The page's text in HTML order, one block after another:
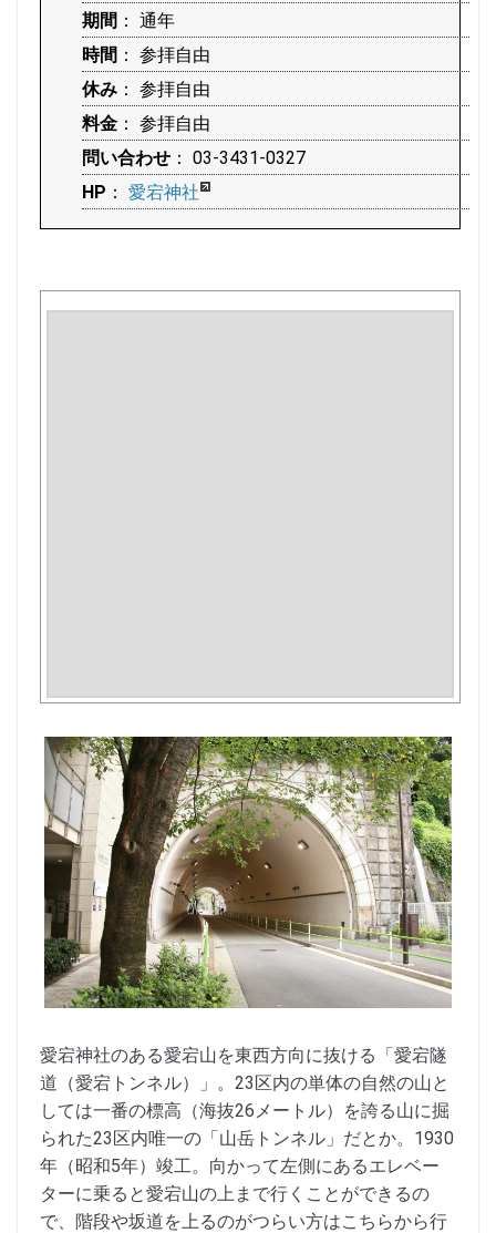
期間 ： 通年
時間 ： 参拝自由
休み ： 参拝自由
料金 ： 参拝自由
問い合わせ ： 03-3431-0327
HP ： 愛宕神社
愛宕神社のある愛宕山を東西方向に抜ける「愛宕隧
道（愛宕トンネル）」。23区内の単体の自然の山と
しては一番の標高（海抜26メートル）を誇る山に掘
られた23区内唯一の「山岳トンネル」だとか。1930
年（昭和5年）竣工。向かって左側にあるエレベー
ターに乗ると愛宕山の上まで行くことができるの
で、階段や坂道を上るのがつらい方はこちらから行